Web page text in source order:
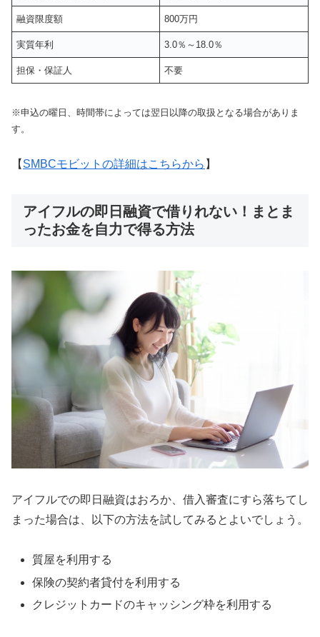
融資限度額 800万円
実質年利 3.0％～18.0％
担保・保証人 不要
※申込の曜日、時間帯によっては翌日以降の取扱となる場合がありま
す。
【 SMBCモビットの詳細はこちらから 】
アイフルの即日融資で借りれない！まとま
ったお金を自力で得る方法
アイフルでの即日融資はおろか、借入審査にすら落ちてし
まった場合は、以下の方法を試してみるとよいでしょう。
質屋を利用する
保険の契約者貸付を利用する
クレジットカードのキャッシング枠を利用する